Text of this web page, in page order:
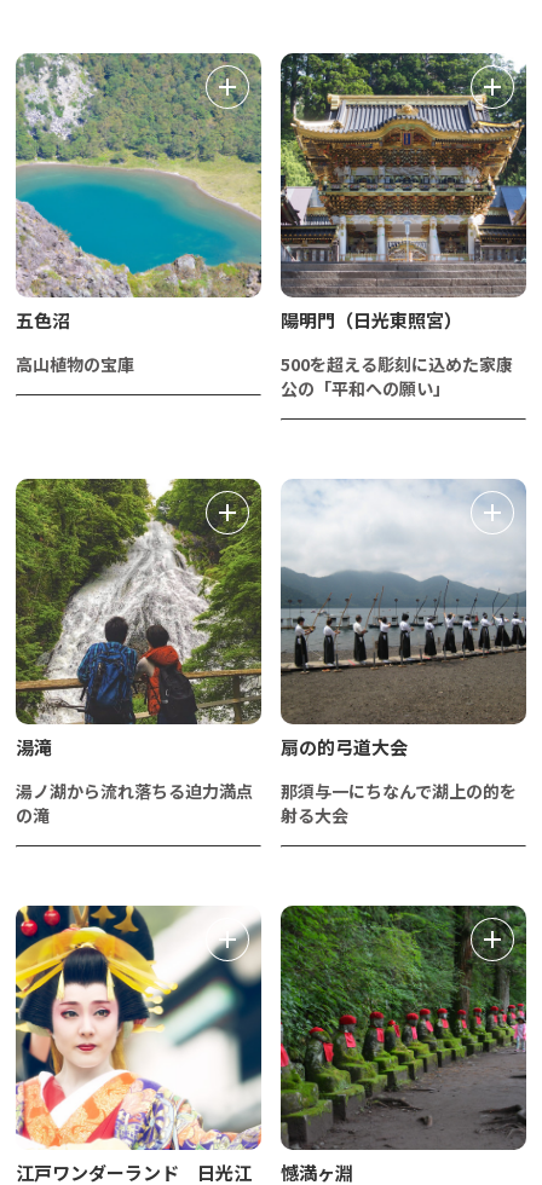
五色沼
高山植物の宝庫
陽明門（日光東照宮）
500を超える彫刻に込めた家康
公の「平和への願い」
湯滝
湯ノ湖から流れ落ちる迫力満点
の滝
扇の的弓道大会
那須与一にちなんで湖上の的を
射る大会
江戸ワンダーランド 日光江 憾満ヶ淵